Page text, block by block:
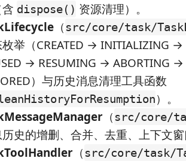
dispose() 资源清理）。
（ src/core/task/
举（CREATED → INITIALIZING
→ RESUMING → ABORTING
）与历史消息清理工具函数
）。
（ src/core/
史的增删、合并、去重、上下文
（ src/core/task/